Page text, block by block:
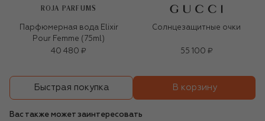
ROJA PARFUMS
Парфюмерная вода Elixir
Pour Femme (75ml)
40 480 ₽
Солнцезащитные очки
55 100 ₽
Быстрая покупка В корзину
Вас также может заинтересовать